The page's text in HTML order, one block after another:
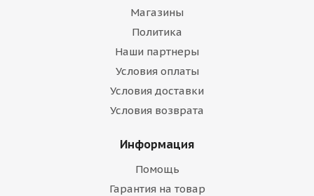
Магазины
Политика
Наши партнеры
Условия оплаты
Условия доставки
Условия возврата
Информация
Помощь
Гарантия на товар